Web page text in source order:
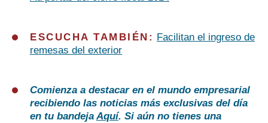
ESCUCHA TAMBIÉN:
Facilitan el ingreso de
remesas del exterior
Comienza a destacar en el mundo empresarial
recibiendo las noticias más exclusivas del día
en tu bandejaAquí. Si aún no tienes una